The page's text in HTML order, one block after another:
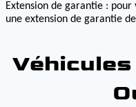
Extension de garantie :
une extension de garantie